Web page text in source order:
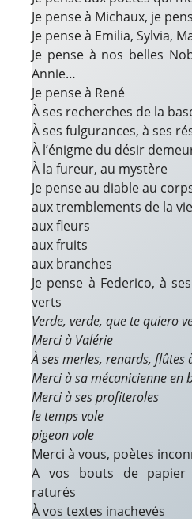
Je pense à Michaux, je
Je pense à Emilia, Sylvia,
Je pense à nos belles
Annie…
Je pense à René
À ses recherches de la
À ses fulgurances, à ses
À l’énigme du désir
À la fureur, au mystère
Je pense au diable au
aux tremblements de la
aux fleurs
aux fruits
aux branches
Je pense à Federico, à
verts
Verde, verde, que te quiero
Merci à Valérie
À ses merles, renards, flûtes
Merci à sa mécanicienne en
Merci à ses profiteroles
le temps vole
pigeon vole
Merci à vous, poètes
A vos bouts de papier
raturés
À vos textes inachevés